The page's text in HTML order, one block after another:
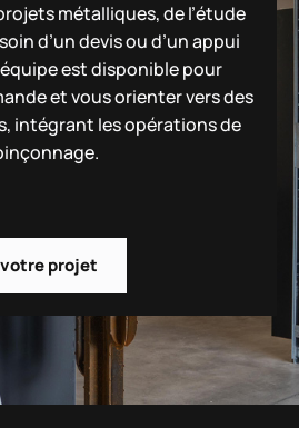
métalliques, de l’étude
d’un devis ou d’un appui
est disponible pour
et vous orienter vers des
intégrant les opérations de
projet